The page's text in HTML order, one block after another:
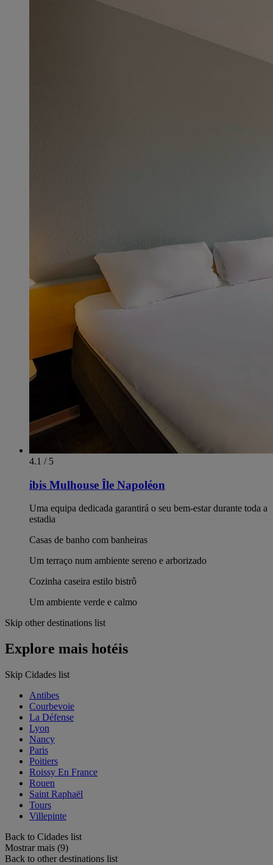
4.1 / 5
ibis Mulhouse Île Napoléon
Uma equipa dedicada garantirá o seu bem-estar durante toda a
estadia
Casas de banho com banheiras
Um terraço num ambiente sereno e arborizado
Cozinha caseira estilo bistrô
Um ambiente verde e calmo
Skip other destinations list
Explore mais hotéis
Skip Cidades list
Antibes
Courbevoie
La Défense
Lyon
Nancy
Paris
Poitiers
Roissy En France
Rouen
Saint Raphaël
Tours
Villepinte
Back to Cidades list
Mostrar mais (9)
Back to other destinations list